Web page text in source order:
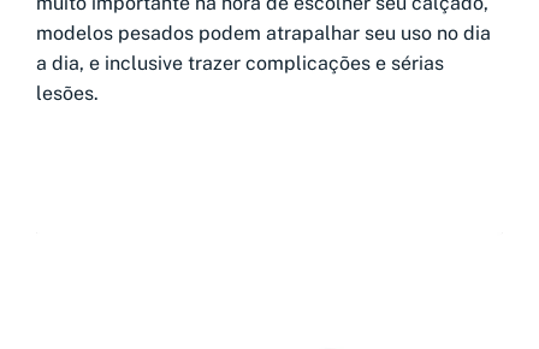
modelos pesados podem atrapalhar seu uso no dia
a dia, e inclusive trazer complicações e sérias
lesões.